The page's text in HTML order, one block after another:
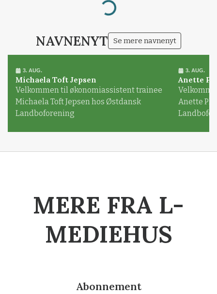
Loading...
NAVNENYT Se mere navnenyt
3. AUG.
Michaela Toft Jepsen
Velkommen til økonomiassistent trainee
Michaela Toft Jepsen hos Østdansk
Landboforening
3. AUG.
Anette
Anette
MERE FRA L-
MEDIEHUS
Abonnement